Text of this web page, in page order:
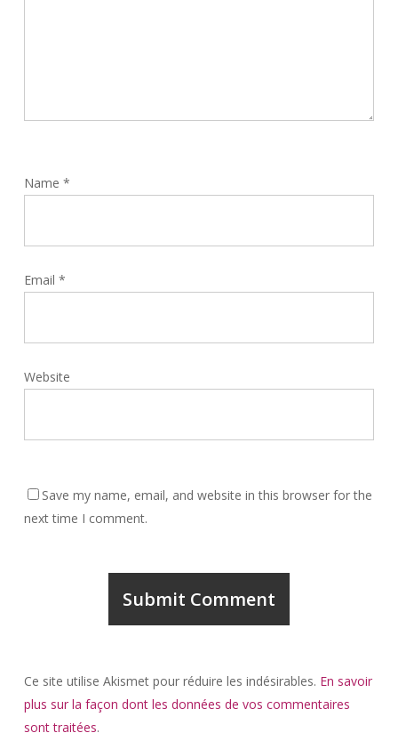
Name *
Email *
Website
Save my name, email, and website in this browser for the
next time I comment.
Ce site utilise Akismet pour réduire les indésirables. En savoir
plus sur la façon dont les données de vos commentaires
sont traitées.